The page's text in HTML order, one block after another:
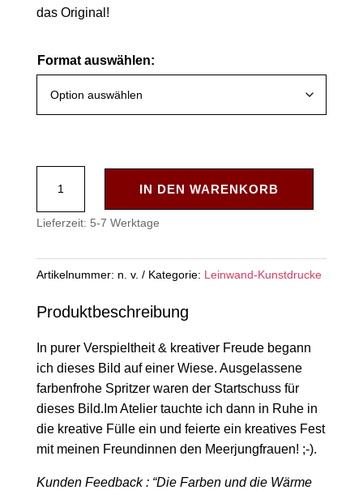
das Original!
Format auswählen:
der
Leinwand-
Menge
IN DEN WARENKORB
Lieferzeit: 5-7 Werktage
Artikelnummer: n. v. Kategorie: Leinwand-Kunstdrucke
Produktbeschreibung
In purer Verspieltheit & kreativer Freude begann
ich dieses Bild auf einer Wiese. Ausgelassene
farbenfrohe Spritzer waren der Startschuss für
dieses Bild.Im Atelier tauchte ich dann in Ruhe in
die kreative Fülle ein und feierte ein kreatives Fest
mit meinen Freundinnen den Meerjungfrauen! ;-).
Kunden Feedback : “Die Farben und die Wärme